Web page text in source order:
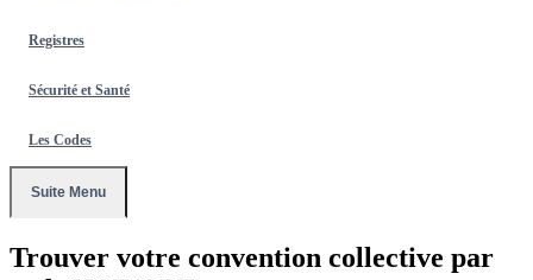
Registres
Sécurité et Santé
Les Codes
Suite Menu
Trouver votre convention collective par